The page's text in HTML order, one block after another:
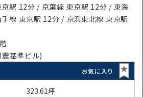
駅 12分 / 京葉線 東京駅 12分 / 東海
線 東京駅 12分 / 京浜東北線 東京駅
基準ビル)
お気に入り
323.61坪